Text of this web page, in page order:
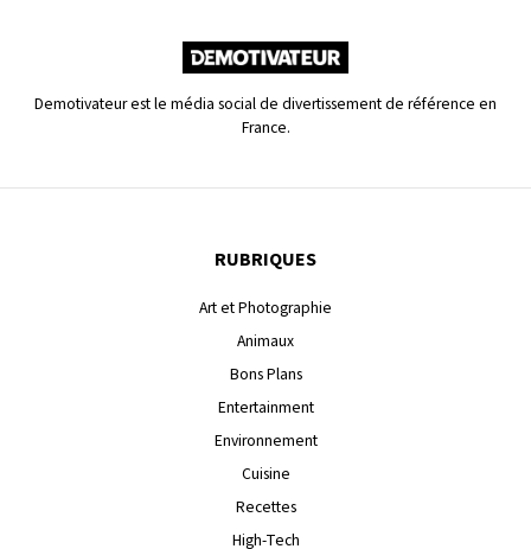
Demotivateur est le média social de divertissement de référence en
France.
RUBRIQUES
Art et Photographie
Animaux
Bons Plans
Entertainment
Environnement
Cuisine
Recettes
High-Tech